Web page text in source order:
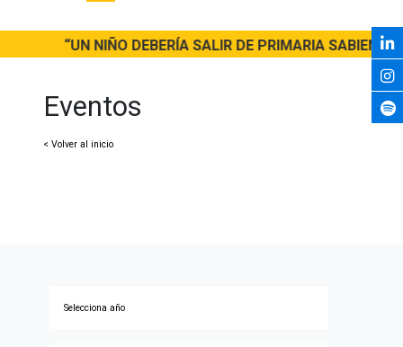
“UN NIÑO DEBERÍA SALIR DE PRIMARIA SABIENDO
Eventos
< Volver al inicio